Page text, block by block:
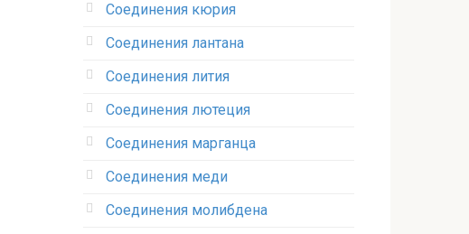
Соединения кюрия
Соединения лантана‎
Соединения лития‎
Соединения лютеция‎
Соединения марганца‎
Соединения меди
Соединения молибдена‎